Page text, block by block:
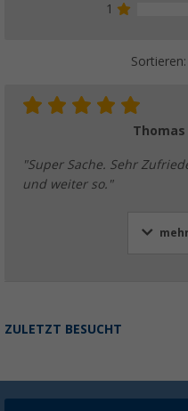
1
Sortieren:
Thomas
"Super Sache. Sehr
und weiter so."
ZULETZT BESUCHT